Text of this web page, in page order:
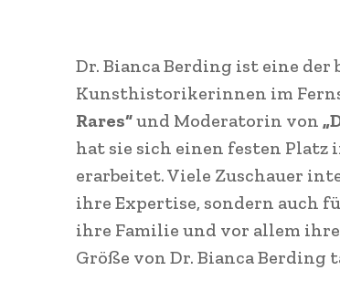
Dr. Bianca Berding ist eine
Kunsthistorikerinnen im
Rares“und Moderatorin von
hat sie sich einen festen
erarbeitet. Viele Zuschauer
ihre Expertise, sondern auch
ihre Familie und vor allem ihre
Größe von Dr. Bianca Berding